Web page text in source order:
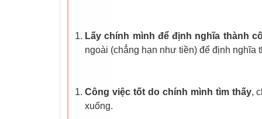
Lấy chính mình để định nghĩa thành
ngoài (chẳng hạn như tiền) để định nghĩa
Công việc tốt do chính mình tìm thấy,
xuống.